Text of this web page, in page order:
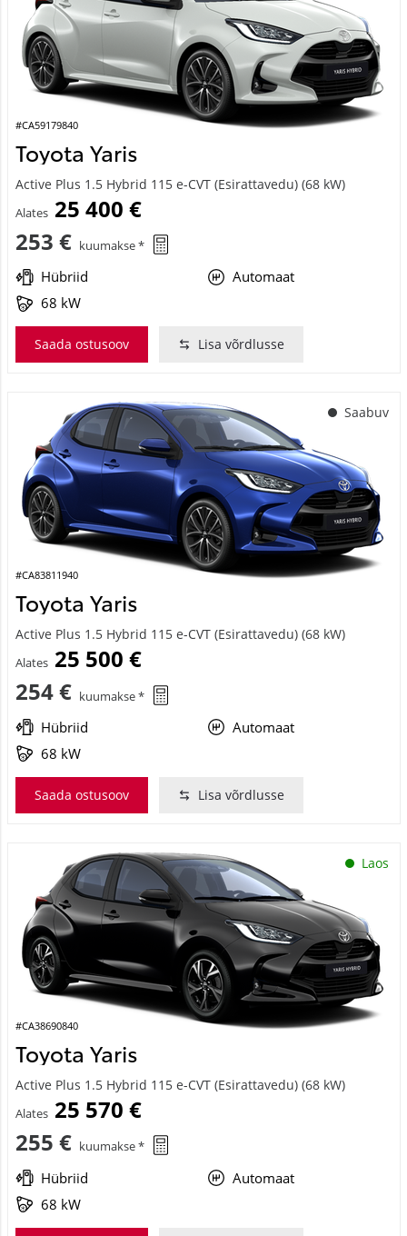
#CA59179840
Toyota Yaris
Active Plus 1.5 Hybrid 115 e-CVT (Esirattavedu) (68 kW)
Alates 25 400 €
253 € kuumakse *
Hübriid
Automaat
68 kW
Saada ostusoov Lisa võrdlusse
Saabuv
#CA83811940
Toyota Yaris
Active Plus 1.5 Hybrid 115 e-CVT (Esirattavedu) (68 kW)
Alates 25 500 €
254 € kuumakse *
Hübriid
Automaat
68 kW
Saada ostusoov Lisa võrdlusse
Laos
#CA38690840
Toyota Yaris
Active Plus 1.5 Hybrid 115 e-CVT (Esirattavedu) (68 kW)
Alates 25 570 €
255 € kuumakse *
Hübriid
Automaat
68 kW